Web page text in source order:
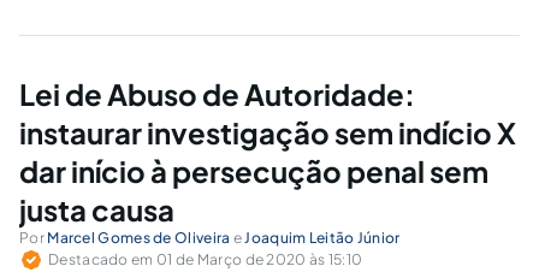
Lei de Abuso de Autoridade:
instaurar investigação sem indício X
dar início à persecução penal sem
justa causa
Por Marcel Gomes de Oliveira e Joaquim Leitão Júnior
Destacado em 01 de Março de 2020 às 15:10